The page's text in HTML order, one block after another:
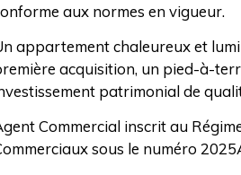
aux normes en vigueur.
appartement chaleureux et
acquisition, un pied-à-
patrimonial de
Commercial inscrit au
sous le numéro